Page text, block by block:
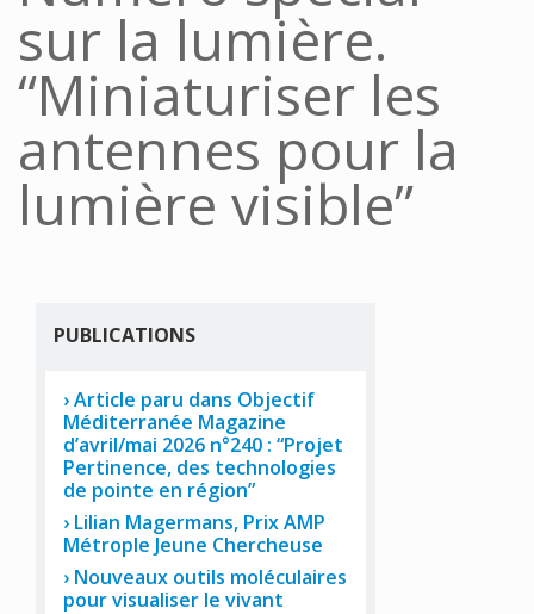
sur la lumière.
“Miniaturiser les
antennes pour la
lumière visible”
PUBLICATIONS
Article paru dans Objectif
Méditerranée Magazine
d’avril/mai 2026 n°240 : “Projet
Pertinence, des technologies
de pointe en région”
Lilian Magermans, Prix AMP
Métrople Jeune Chercheuse
Nouveaux outils moléculaires
pour visualiser le vivant